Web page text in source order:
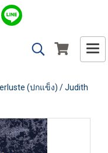
(ปกแข็ง) / Judith